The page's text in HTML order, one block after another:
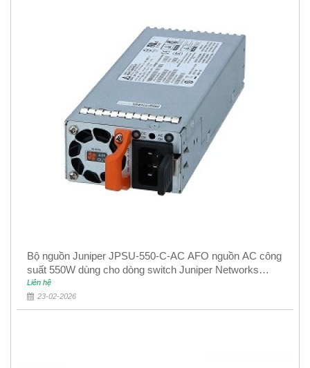
Bộ nguồn Juniper JPSU-550-C-AC AFO nguồn AC công
suất 550W dùng cho dòng switch Juniper Networks
EX4400
Liên hệ
23-02-2026